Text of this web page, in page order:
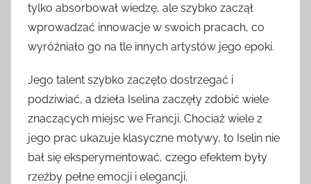
tylko absorbował wiedzę, ale szybko zaczął
wprowadzać innowacje w swoich pracach, co
wyróżniało go na tle innych artystów jego epoki.
Jego talent szybko zaczęto dostrzegać i
podziwiać, a dzieła Iselina zaczęły zdobić wiele
znaczących miejsc we Francji. Chociaż wiele z
jego prac ukazuje klasyczne motywy, to Iselin nie
bał się eksperymentować, czego efektem były
rzeźby pełne emocji i elegancji.